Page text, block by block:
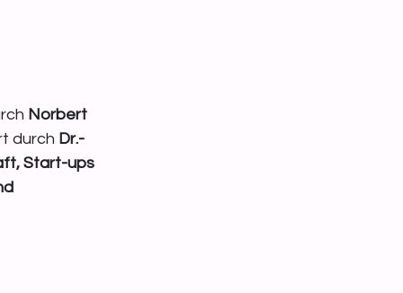
Norbert
durch Dr.-
Start-ups